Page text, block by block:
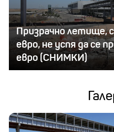
Призрачно летище,
евро, не успя да се
евро (СНИМКИ)